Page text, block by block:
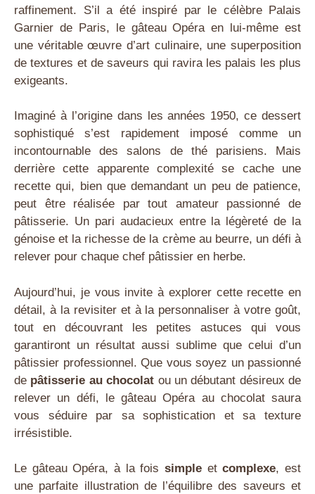
raffinement. S’il a été inspiré par le célèbre Palais
Garnier de Paris, le gâteau Opéra en lui-même est
une véritable œuvre d’art culinaire, une superposition
de textures et de saveurs qui ravira les palais les plus
exigeants.
Imaginé à l’origine dans les années 1950, ce dessert
sophistiqué s’est rapidement imposé comme un
incontournable des salons de thé parisiens. Mais
derrière cette apparente complexité se cache une
recette qui, bien que demandant un peu de patience,
peut être réalisée par tout amateur passionné de
pâtisserie. Un pari audacieux entre la légèreté de la
génoise et la richesse de la crème au beurre, un défi à
relever pour chaque chef pâtissier en herbe.
Aujourd’hui, je vous invite à explorer cette recette en
détail, à la revisiter et à la personnaliser à votre goût,
tout en découvrant les petites astuces qui vous
garantiront un résultat aussi sublime que celui d’un
pâtissier professionnel. Que vous soyez un passionné
de pâtisserie au chocolat ou un débutant désireux de
relever un défi, le gâteau Opéra au chocolat saura
vous séduire par sa sophistication et sa texture
irrésistible.
Le gâteau Opéra, à la fois simple etcomplexe, est
une parfaite illustration de l’équilibre des saveurs et